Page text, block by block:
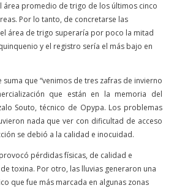
área promedio de trigo de los últimos cinco
Por lo tanto, de concretarse las
área de trigo superaría por poco la mitad
y el registro sería el más bajo en
que “venimos de tres zafras de invierno
que están en la memoria del
Souto, técnico de Opypa. Los problemas
nada que ver con dificultad de acceso
se debió a la calidad e inocuidad.
pérdidas físicas, de calidad e
toxina. Por otro, las lluvias generaron una
que fue más marcada en algunas zonas